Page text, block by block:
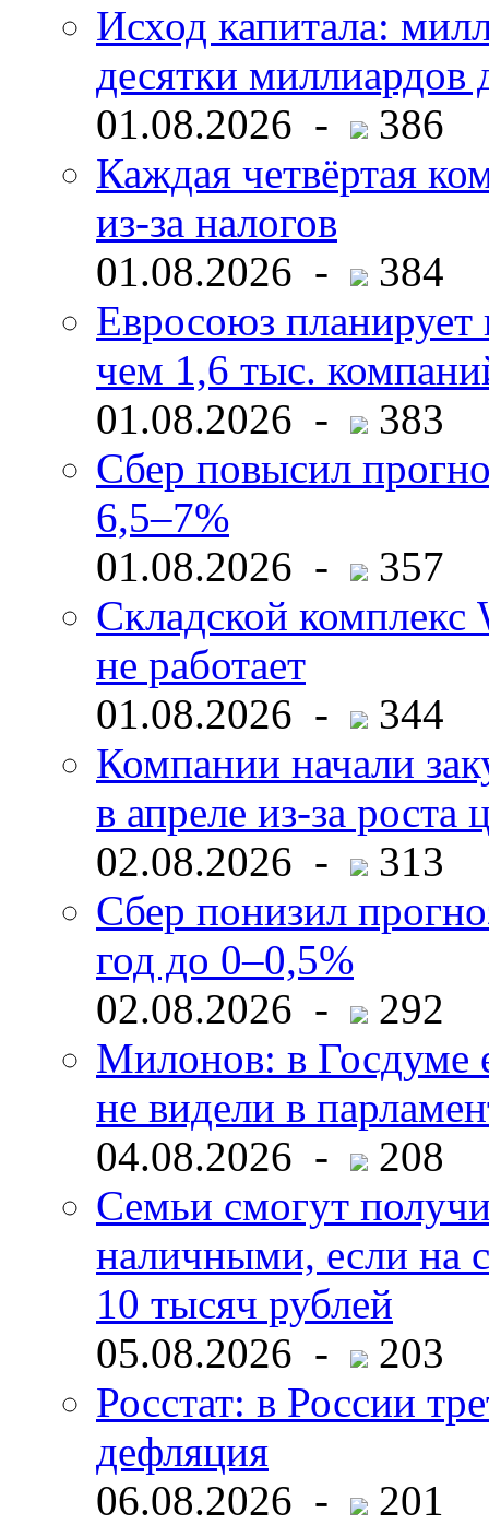
Исход капитала:
десятки миллиардов
01.08.2026 -
386
Каждая четвёртая
из-за налогов
01.08.2026 -
384
Евросоюз планирует
чем 1,6 тыс.
01.08.2026 -
383
Сбер повысил
6,5–7%
01.08.2026 -
357
Складской комплекс
не работает
01.08.2026 -
344
Компании начали
в апреле из-за роста
02.08.2026 -
313
Сбер понизил
год до 0–0,5%
02.08.2026 -
292
Милонов: в Госдуме
не видели в
04.08.2026 -
208
Семьи смогут
наличными, если на
10 тысяч рублей
05.08.2026 -
203
Росстат: в России
дефляция
06.08.2026 -
201